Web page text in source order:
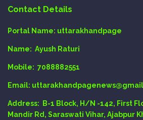
Contact Details
Portal Name: uttarakhandpage
Name: Ayush Raturi
Mobile: 7088882551
Email:
Address:
B-1 Block, H/N -142, First
Mandir Rd, Saraswati Vihar, Ajabpur